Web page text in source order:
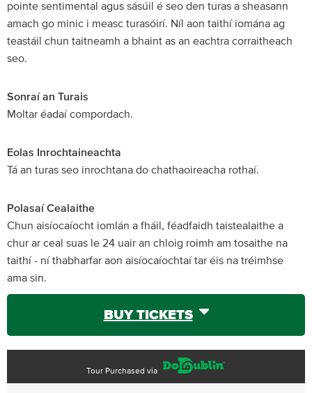
pointe sentimental agus sásúil é seo den turas a sheasann
amach go minic i measc turasóirí. Níl aon taithí iomána ag
teastáil chun taitneamh a bhaint as an eachtra corraitheach
seo.
Sonraí an Turais
Moltar éadaí compordach.
Eolas Inrochtaineachta
Tá an turas seo inrochtana do chathaoireacha rothaí.
Polasaí Cealaithe
Chun aisíocaíocht iomlán a fháil, féadfaidh taistealaithe a
chur ar ceal suas le 24 uair an chloig roimh am tosaithe na
taithí - ní thabharfar aon aisíocaíochtaí tar éis na tréimhse
ama sin.
BUY TICKETS
Tour Purchased via